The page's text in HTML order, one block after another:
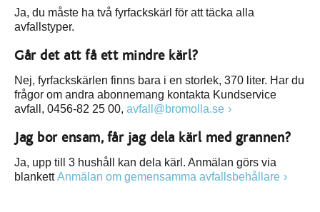
Ja, du måste ha två fyrfackskärl för att täcka alla
avfallstyper.
Går det att få ett mindre kärl?
Nej, fyrfackskärlen finns bara i en storlek, 370 liter. Har du
frågor om andra abonnemang kontakta Kundservice
avfall, 0456-82 25 00, avfall@bromolla.se
Jag bor ensam, får jag dela kärl med grannen?
Ja, upp till 3 hushåll kan dela kärl. Anmälan görs via
blankettAnmälan om gemensamma avfallsbehållare